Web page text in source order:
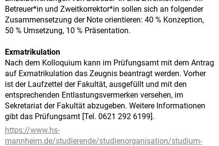
Betreuer*in und Zweitkorrektor*in sollen sich an folgender
Zusammensetzung der Note orientieren: 40 % Konzeption,
50 % Umsetzung, 10 % Präsentation.
Exmatrikulation
Nach dem Kolloquium kann im Prüfungsamt mit dem Antrag
auf Exmatrikulation das Zeugnis beantragt werden. Vorher
ist der Laufzettel der Fakultät, ausgefüllt und mit den
entsprechenden Entlastungsvermerken versehen, im
Sekretariat der Fakultät abzugeben. Weitere Informationen
gibt das Prüfungsamt [Tel. 0621 292 6199].
https://www.hs-
mannheim.de/studierende/studienorganisation/studium-